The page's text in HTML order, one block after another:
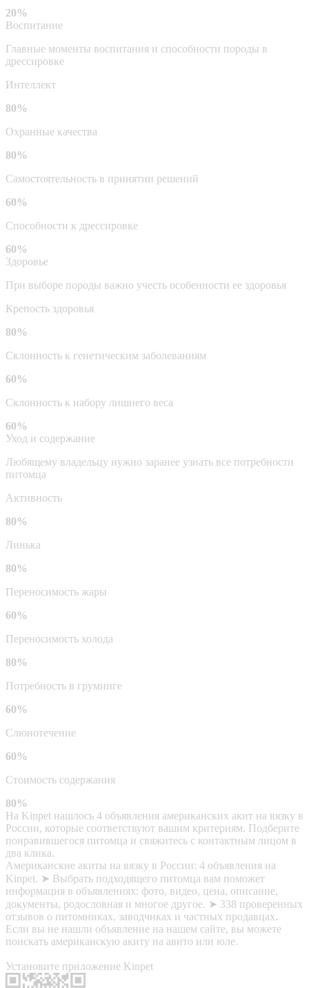
20%
Воспитание
Главные моменты воспитания и способности породы в
дрессировке
Интеллект
80%
Охранные качества
80%
Самостоятельность в принятии решений
60%
Способности к дрессировке
60%
Здоровье
При выборе породы важно учесть особенности ее здоровья
Крепость здоровья
80%
Склонность к генетическим заболеваниям
60%
Склонность к набору лишнего веса
60%
Уход и содержание
Любящему владельцу нужно заранее узнать все потребности
питомца
Активность
80%
Линька
80%
Переносимость жары
60%
Переносимость холода
80%
Потребность в груминге
60%
Слюнотечение
60%
Стоимость содержания
80%
На Kinpet нашлось 4 объявления американских акит на вязку в
России, которые соответствуют вашим критериям. Подберите
понравившегося питомца и свяжитесь с контактным лицом в
два клика.
Американские акиты на вязку в России: 4 объявления на
Kinpet. ➤ Выбрать подходящего питомца вам поможет
информация в объявлениях: фото, видео, цена, описание,
документы, родословная и многое другое. ➤ 338 проверенных
отзывов о питомниках, заводчиках и частных продавцах.
Если вы не нашли объявление на нашем сайте, вы можете
поискать американскую акиту на авито или юле.
Установите приложение Kinpet